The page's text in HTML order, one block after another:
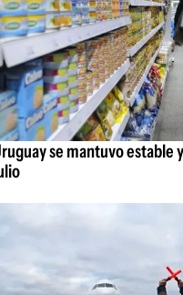
se mantuvo estable